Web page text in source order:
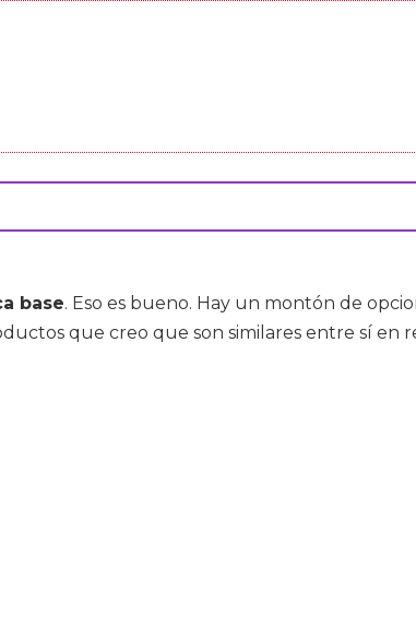
base. Eso es bueno. Hay un montón de
que creo que son similares entre sí en